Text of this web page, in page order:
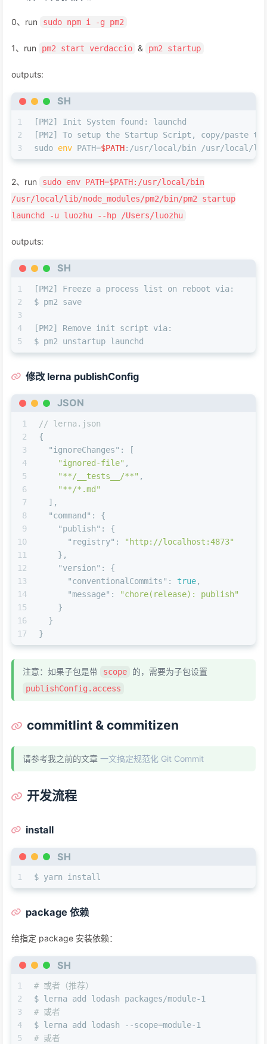
0、run sudo npm i -g pm2
1、run pm2 start verdaccio & pm2 startup
outputs:
SH
1
2
3
[PM2] Init System found: launchd
[PM2] To setup the Startup Script, copy/paste
sudo env PATH=$PATH:/usr/local/bin /usr/local/lib/
2、run
sudo env PATH=$PATH:/usr/local/bin
/usr/local/lib/node_modules/pm2/bin/pm2 startup
launchd -u luozhu --hp /Users/luozhu
outputs:
SH
1
2
3
4
5
[PM2] Freeze a process list on reboot via:
$ pm2 save
[PM2] Remove init script via:
$ pm2 unstartup launchd
修改 lerna publishConfig
JSON
1
2
3
4
5
6
7
8
9
10
11
12
13
14
15
16
17
// lerna.json
{
"ignoreChanges" :
[
"ignored-file" ,
"**/__tests__/**" ,
"**/*.md"
] ,
"command" :
{
"publish" :
{
"registry" :
"http://localhost:4873"
} ,
"version" :
{
"conventionalCommits" : true,
"message" :
"chore(release): publish"
}
}
}
注意：如果子包是带 scope 的，需要为子包设置
publishConfig.access
commitlint & commitizen
请参考我之前的文章 一文搞定规范化 Git Commit
开发流程
install
SH
1 $ yarn install
package 依赖
给指定 package 安装依赖：
SH
1
2
3
4
5
# 或者（推荐）
$ lerna add lodash packages/module-1
# 或者
$ lerna add lodash --scope=module-1
# 或者